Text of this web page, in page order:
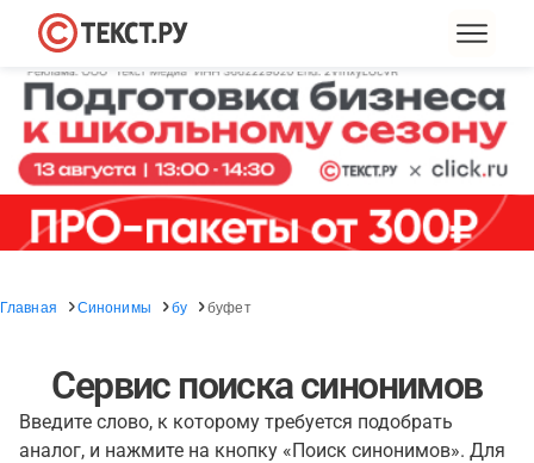
Главная Синонимы бу буфет
Сервис поиска синонимов
Введите слово, к которому требуется подобрать
аналог, и нажмите на кнопку «Поиск синонимов». Для